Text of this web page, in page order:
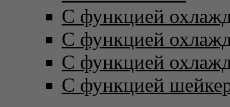
С функцией
С функцией
С функцией
С функцией